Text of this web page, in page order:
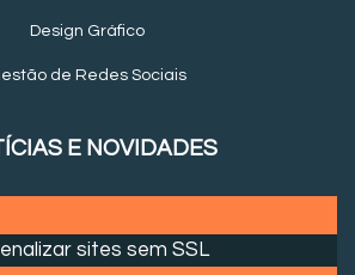
Design Gráfico
de Redes Sociais
E NOVIDADES
sites sem SSL